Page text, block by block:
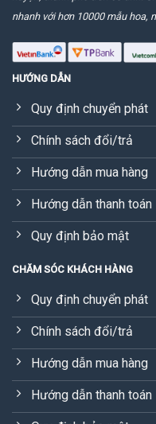
nhanh với hơn 10000 mẫu hoa,
HƯỚNG DẪN
Quy định chuyển phát
Chính sách đổi/trả
Hướng dẫn mua hàng
Hướng dẫn thanh toán
Quy định bảo mật
CHĂM SÓC KHÁCH HÀNG
Quy định chuyển phát
Chính sách đổi/trả
Hướng dẫn mua hàng
Hướng dẫn thanh toán